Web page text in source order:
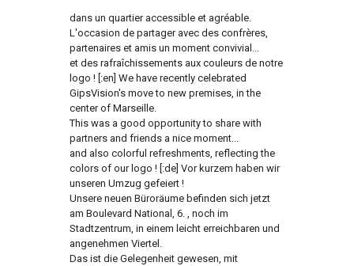
dans un quartier accessible et agréable.
L'occasion de partager avec des confrères,
partenaires et amis un moment convivial...
et des rafraîchissements aux couleurs de notre
logo ! [:en] We have recently celebrated
GipsVision's move to new premises, in the
center of Marseille.
This was a good opportunity to share with
partners and friends a nice moment...
and also colorful refreshments, reflecting the
colors of our logo ! [:de] Vor kurzem haben wir
unseren Umzug gefeiert !
Unsere neuen Büroräume befinden sich jetzt
am Boulevard National, 6. , noch im
Stadtzentrum, in einem leicht erreichbaren und
angenehmen Viertel.
Das ist die Gelegenheit gewesen, mit